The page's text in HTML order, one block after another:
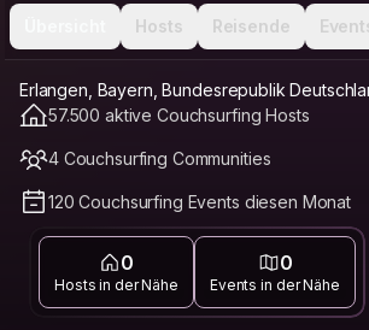
Hosts Reisende
Erlangen, Bayern, Bundesrepublik
57.500 aktive Couchsurfing Hosts
4 Couchsurfing Communities
120 Couchsurfing Events diesen Monat
0
Hosts in der Nähe
0
Events in der Nähe